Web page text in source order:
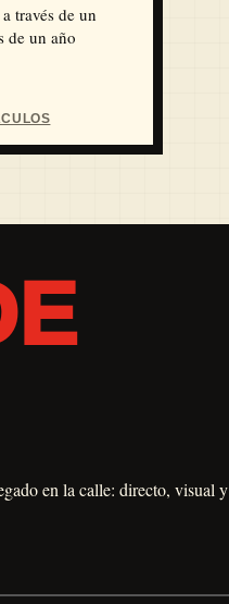
través de un
de un año
en la calle: directo, visual y